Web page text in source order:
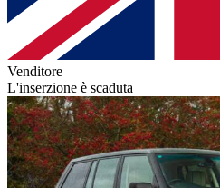
Venditore
L'inserzione è scaduta